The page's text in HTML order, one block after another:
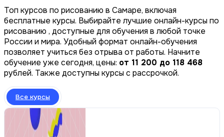
Топ курсов по рисованию в Самаре, включая
бесплатные курсы. Выбирайте лучшие онлайн-курсы по
рисованию , доступные для обучения в любой точке
России и мира. Удобный формат онлайн-обучения
позволяет учиться без отрыва от работы. Начните
обучение уже сегодня, цены: от 11 200 до 118 468
рублей. Также доступны курсы с рассрочкой.
Все курсы